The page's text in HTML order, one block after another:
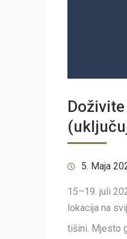
5. Maja
15–19. juli
lokacija na
tišini. Mjesto